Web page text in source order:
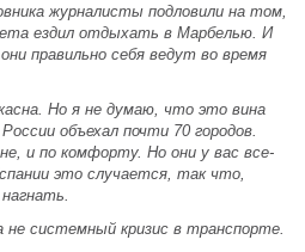
журналисты подловили на том,
ездил отдыхать в Марбелью. И
правильно себя ведут во время
Но я не думаю, что это вина
объехал почти 70 городов.
и по комфорту. Но они у вас все-
это случается, так что,
системный кризис в транспорте.